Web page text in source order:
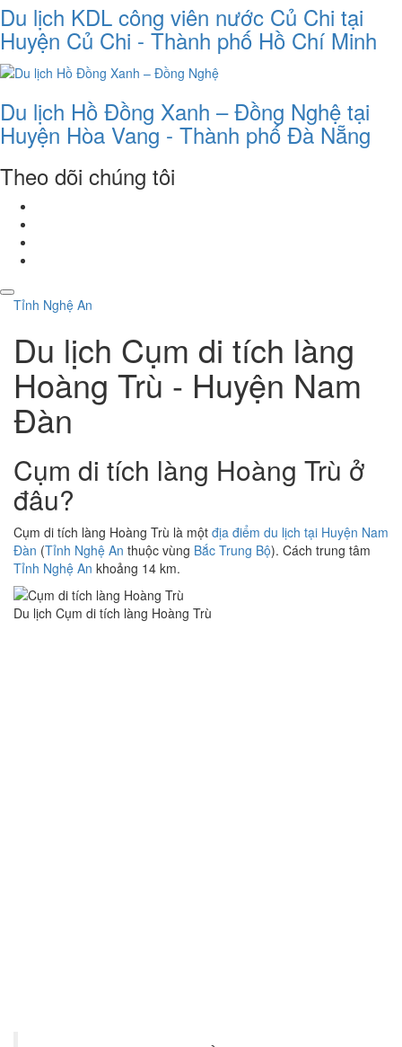
Du lịch KDL công viên nước Củ Chi tại
Huyện Củ Chi - Thành phố Hồ Chí Minh
Du lịch Hồ Đồng Xanh – Đồng Nghệ tại
Huyện Hòa Vang - Thành phố Đà Nẵng
Theo dõi chúng tôi
Tỉnh Nghệ An
Du lịch Cụm di tích làng
Hoàng Trù - Huyện Nam
Đàn
Cụm di tích làng Hoàng Trù ở
đâu?
Cụm di tích làng Hoàng Trù là một địa điểm du lịch tại Huyện Nam
Đàn (Tỉnh Nghệ An thuộc vùng Bắc Trung Bộ). Cách trung tâm
Tỉnh Nghệ An khoảng 14 km.
Du lịch Cụm di tích làng Hoàng Trù